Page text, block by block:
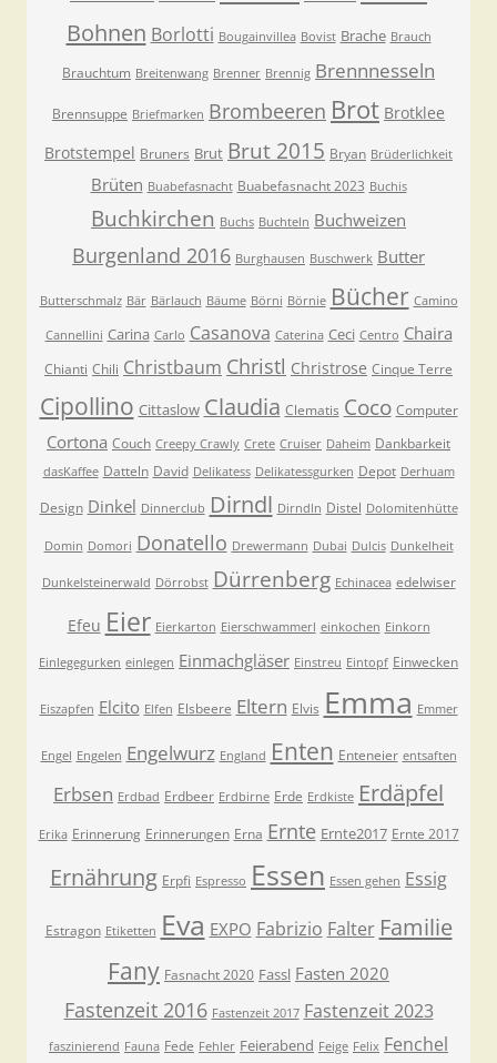
Bohnen Borlotti Bougainvillea Bovist Brache Brauch
Brauchtum Breitenwang Brenner Brennig Brennnesseln
Brennsuppe Briefmarken Brombeeren Brot Brotklee
Brotstempel Bruners Brut Brut 2015 Bryan Brüderlichkeit
Brüten Buabefasnacht Buabefasnacht 2023 Buchis
Buchkirchen Buchs Buchteln Buchweizen
Burgenland 2016 Burghausen Buschwerk Butter
Butterschmalz Bär Bärlauch Bäume Börni Börnie Bücher Camino
Cannellini Carina Carlo Casanova Caterina Ceci Centro Chaira
Chianti Chili Christbaum Christl Christrose Cinque Terre
Cipollino Cittaslow Claudia Clematis Coco Computer
Cortona Couch Creepy Crawly Crete Cruiser Daheim Dankbarkeit
dasKaffee Datteln David Delikatess Delikatessgurken Depot Derhuam
Design Dinkel Dinnerclub Dirndl Dirndln Distel Dolomitenhütte
Domin Domori Donatello Drewermann Dubai Dulcis Dunkelheit
Dunkelsteinerwald Dörrobst Dürrenberg Echinacea edelwiser
Efeu Eier Eierkarton Eierschwammerl einkochen Einkorn
Einlegegurken einlegen Einmachgläser Einstreu Eintopf Einwecken
Eiszapfen Elcito Elfen Elsbeere Eltern Elvis Emma Emmer
Engel Engelen Engelwurz England Enten Enteneier entsaften
Erbsen Erdbad Erdbeer Erdbirne Erde Erdkiste Erdäpfel
Erika Erinnerung Erinnerungen Erna Ernte Ernte2017 Ernte 2017
Ernährung Erpfi Espresso Essen Essen gehen Essig
Estragon Etiketten Eva EXPO Fabrizio Falter Familie
Fany Fasnacht 2020 Fassl Fasten 2020
Fastenzeit 2016 Fastenzeit 2017 Fastenzeit 2023
faszinierend Fauna Fede Fehler Feierabend Feige Felix Fenchel